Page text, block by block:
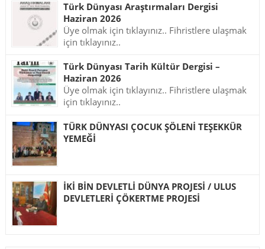
Türk Dünyası Araştırmaları Dergisi
Haziran 2026
Üye olmak için tıklayınız.. Fihristlere ulaşmak
için tıklayınız..
Türk Dünyası Tarih Kültür Dergisi –
Haziran 2026
Üye olmak için tıklayınız.. Fihristlere ulaşmak
için tıklayınız..
TÜRK DÜNYASI ÇOCUK ŞÖLENİ TEŞEKKÜR
YEMEĞİ
İKİ BİN DEVLETLİ DÜNYA PROJESİ / ULUS
DEVLETLERİ ÇÖKERTME PROJESİ